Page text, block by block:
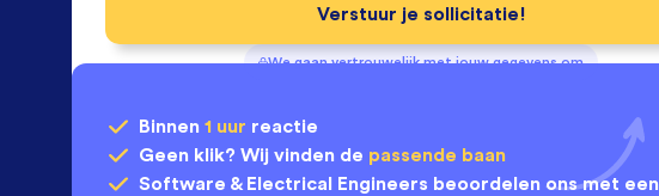
We gaan vertrouwelijk met jouw gegevens om
Verstuur je sollicitatie!
Binnen 1 uur reactie
Geen klik? Wij vinden de passende baan
Software & Electrical Engineers beoordelen ons met een